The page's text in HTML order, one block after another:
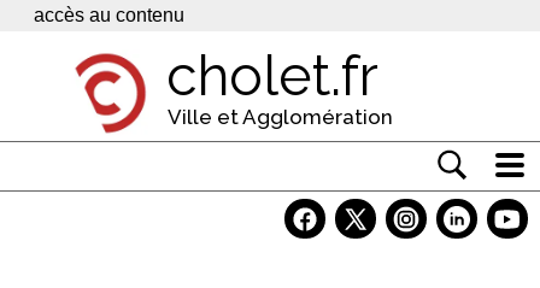
Panneau de gestion des cookies
accès au contenu
cholet.fr
Ville et Agglomération